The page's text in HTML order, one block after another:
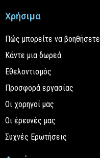
Χρήσιμα
Πώς μπορείτε να βοηθήσετε
Κάντε μια δωρεά
Εθελοντισμός
Προσφορά εργασίας
Οι χορηγοί μας
Οι έρευνές μας
Συχνές Ερωτήσεις